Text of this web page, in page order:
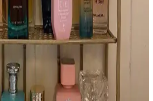
Nadir Bulunan ve Özgün
ve benzersiz kokusuyla parfüm
özel bir yere sahiptir. Orijinal şişeleri
farklı versiyonları geniş koku seçenekleri
Kullanımı: Kişisel Terapi
Etkileri